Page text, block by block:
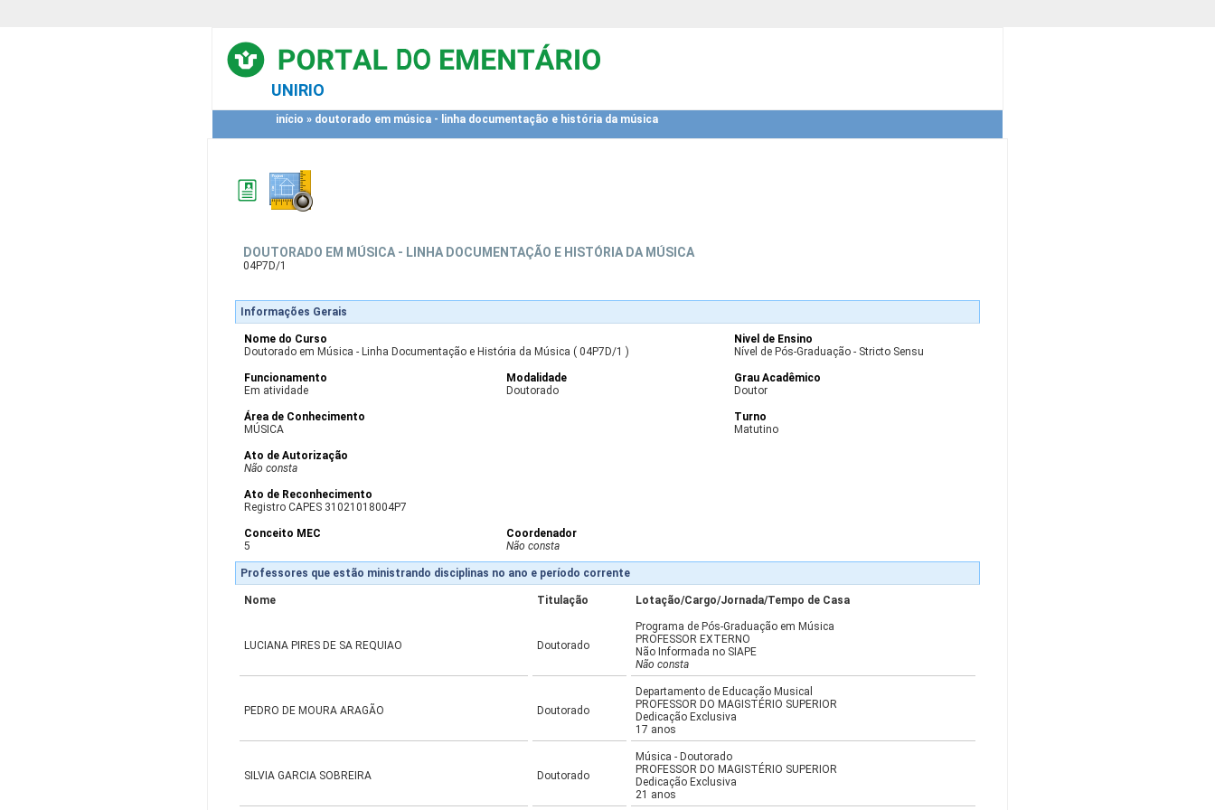
UNIRIO
início » doutorado em música - linha documentação e história da música
DOUTORADO EM MÚSICA - LINHA DOCUMENTAÇÃO E HISTÓRIA DA MÚSICA
04P7D/1
Informações Gerais
Nome do Curso
Doutorado em Música - Linha Documentação e História da Música ( 04P7D/1 )
Nivel de Ensino
Nível de Pós-Graduação - Stricto Sensu
Funcionamento
Em atividade
Modalidade
Doutorado
Grau Acadêmico
Doutor
Área de Conhecimento
MÚSICA
Turno
Matutino
Ato de Autorização
Não consta
Ato de Reconhecimento
Registro CAPES 31021018004P7
Conceito MEC
5
Coordenador
Não consta
Professores que estão ministrando disciplinas no ano e período corrente
Nome Titulação Lotação/Cargo/Jornada/Tempo de Casa
LUCIANA PIRES DE SA REQUIAO Doutorado
Programa de Pós-Graduação em Música
PROFESSOR EXTERNO
Não Informada no SIAPE
Não consta
PEDRO DE MOURA ARAGÃO Doutorado
Departamento de Educação Musical
PROFESSOR DO MAGISTÉRIO SUPERIOR
Dedicação Exclusiva
17 anos
SILVIA GARCIA SOBREIRA Doutorado
Música - Doutorado
PROFESSOR DO MAGISTÉRIO SUPERIOR
Dedicação Exclusiva
21 anos